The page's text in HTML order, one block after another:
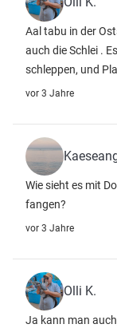
Aal tabu in der
auch die Schlei .
schleppen, und
vor 3 Jahre
Wie sieht es mit
fangen?
vor 3 Jahre
Olli K.
Ja kann man